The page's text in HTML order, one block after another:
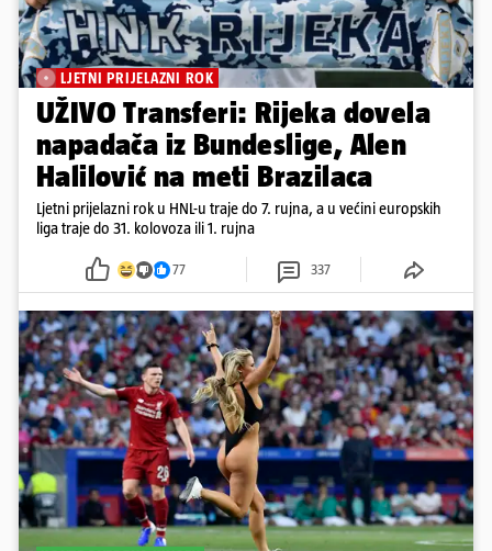
LJETNI PRIJELAZNI ROK
UŽIVO Transferi: Rijeka dovela
napadača iz Bundeslige, Alen
Halilović na meti Brazilaca
Ljetni prijelazni rok u HNL-u traje do 7. rujna, a u većini europskih
liga traje do 31. kolovoza ili 1. rujna
77 337